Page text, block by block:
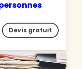
Devis gratuit